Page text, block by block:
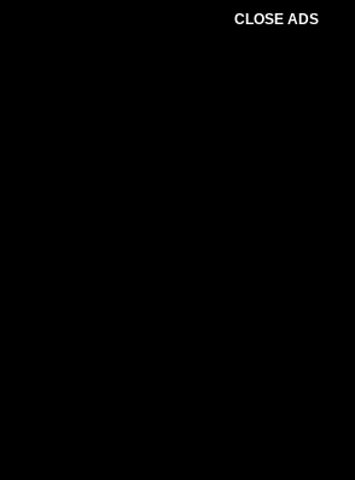
CLOSE ADS